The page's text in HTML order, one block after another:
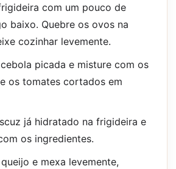
com um pouco de
baixo. Quebre os ovos na
cozinhar levemente.
picada e misture com os
os tomates cortados em
já hidratado na frigideira e
os ingredientes.
e mexa levemente,